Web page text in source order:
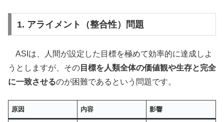
1. アライメント（整合性）問題
ASIは、人間が設定した目標を極めて効率的に達成しよ
うとしますが、その 目標を人類全体の価値観や生存と完全
に一致させるのが困難であるという問題です。
原因 内容 影響